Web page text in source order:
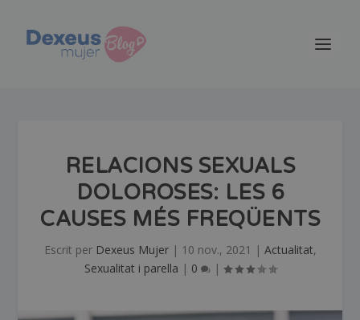
RELACIONS SEXUALS
DOLOROSES: LES 6
CAUSES MÉS FREQÜENTS
Escrit per Dexeus Mujer| 10 nov., 2021 | Actualitat,
Sexualitat i parella | 0 |